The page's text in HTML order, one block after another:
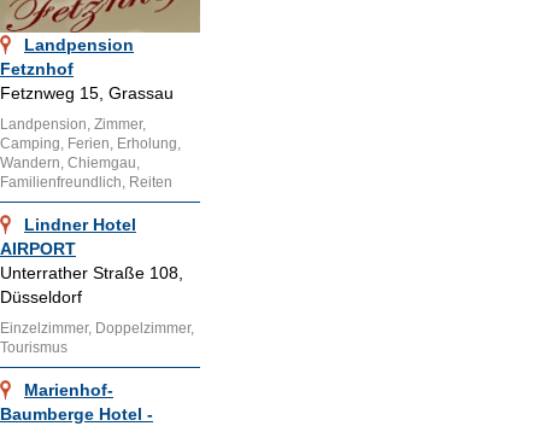
Landpension
Fetznhof
Fetznweg 15, Grassau
Landpension, Zimmer,
Camping, Ferien, Erholung,
Wandern, Chiemgau,
Familienfreundlich, Reiten
Lindner Hotel
AIRPORT
Unterrather Straße 108,
Düsseldorf
Einzelzimmer, Doppelzimmer,
Tourismus
Marienhof-
Baumberge Hotel -